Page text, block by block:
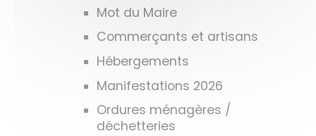
Mot du Maire
Commerçants et artisans
Hébergements
Manifestations 2026
Ordures ménagères /
déchetteries